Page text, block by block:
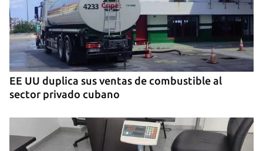
MIAMI
La hija de un diplomático castrista expulsado de
EE UU en 2003 está bajo custodia del ICE
EE UU duplica sus ventas de combustible al
sector privado cubano